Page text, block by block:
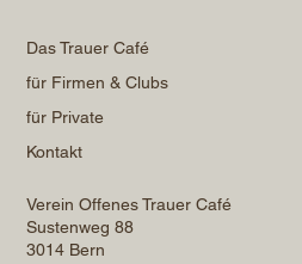
Das Trauer Café
für Firmen & Clubs
für Private
Kontakt
Verein Offenes Trauer Café
Sustenweg 88
3014 Bern